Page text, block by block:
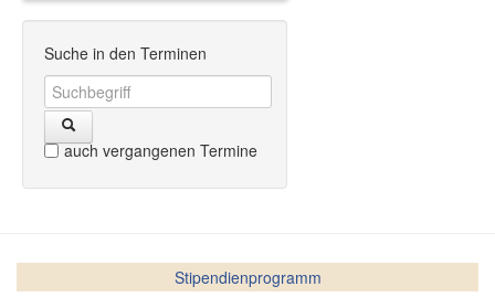
Suche in den Terminen
auch vergangenen Termine
Stipendienprogramm